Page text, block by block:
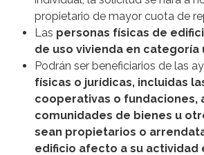
propietario de mayor cuota de
Las personas físicas de
de uso vivienda en categoría
Podrán ser beneficiarios de las
físicas o jurídicas, incluidas
cooperativas o fundaciones,
comunidades de bienes u
sean propietarios o
edificio afecto a su actividad